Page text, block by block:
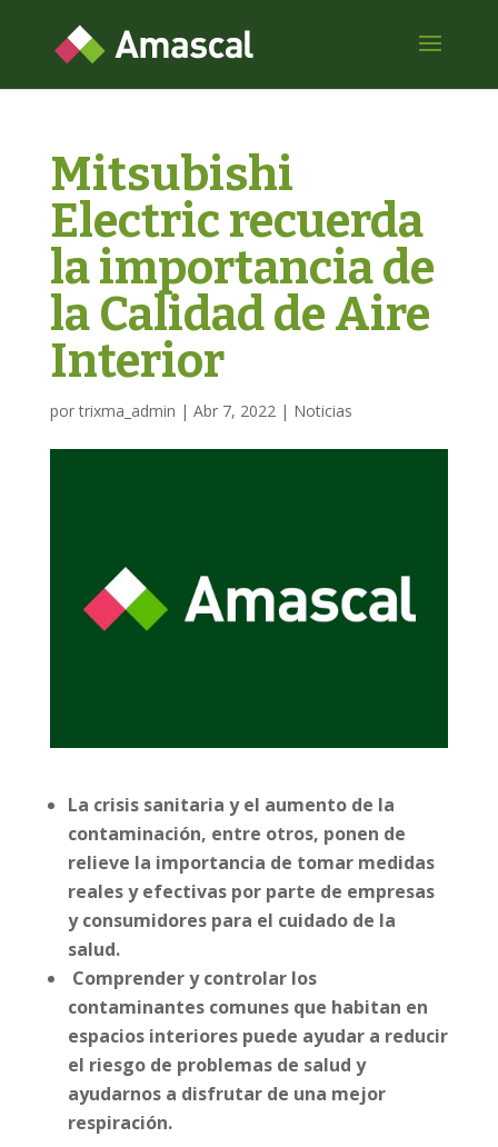
Mitsubishi
Electric recuerda
la importancia de
la Calidad de Aire
Interior
portrixma_admin | Abr 7, 2022| Noticias
La crisis sanitaria y el aumento de la
contaminación, entre otros, ponen de
relieve la importancia de tomar medidas
reales y efectivas por parte de empresas
y consumidores para el cuidado de la
salud.
Comprender y controlar los
contaminantes comunes que habitan en
espacios interiores puede ayudar a reducir
el riesgo de problemas de salud y
ayudarnos a disfrutar de una mejor
respiración.